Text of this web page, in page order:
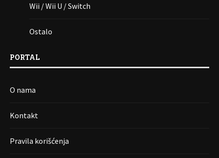
Wii / Wii U / Switch
Ostalo
PORTAL
O nama
Kontakt
Pravila korišćenja